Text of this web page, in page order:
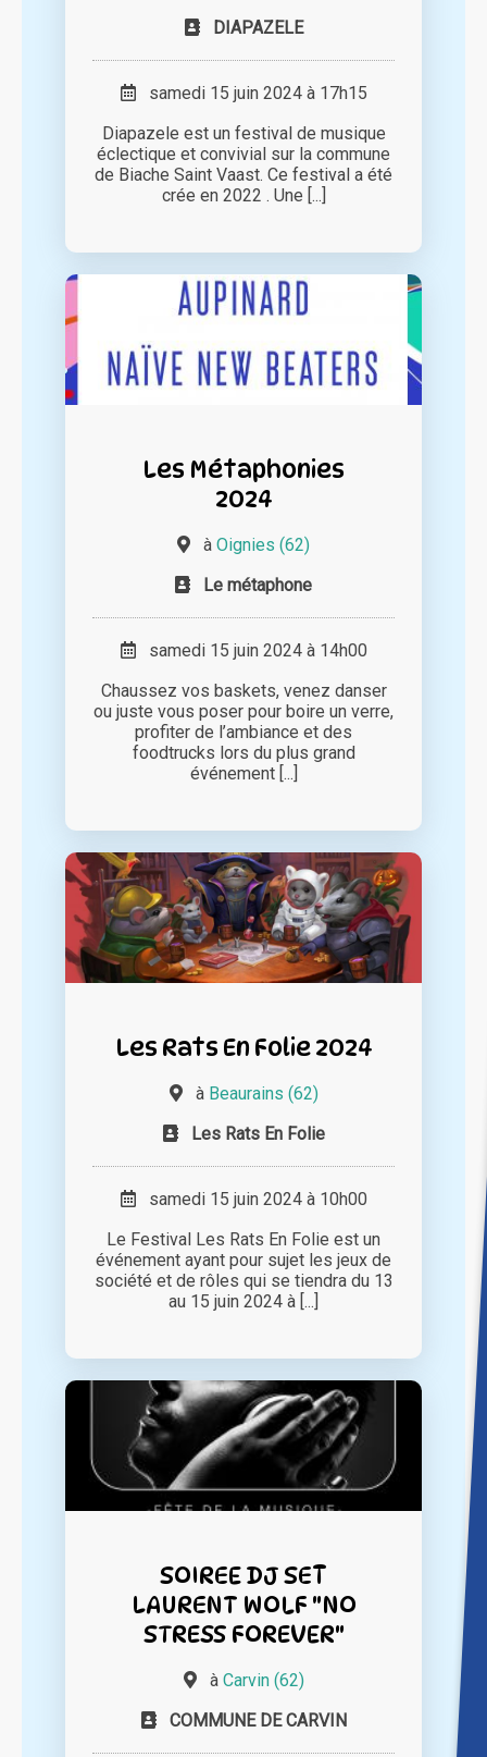
DIAPAZELE
samedi 15 juin 2024 à 17h15
Diapazele est un festival de musique
éclectique et convivial sur la commune
de Biache Saint Vaast. Ce festival a été
crée en 2022 . Une [...]
Les Métaphonies
2024
à Oignies (62)
Le métaphone
samedi 15 juin 2024 à 14h00
Chaussez vos baskets, venez danser
ou juste vous poser pour boire un verre,
profiter de l’ambiance et des
foodtrucks lors du plus grand
événement [...]
Les Rats En Folie 2024
à Beaurains (62)
Les Rats En Folie
samedi 15 juin 2024 à 10h00
Le Festival Les Rats En Folie est un
événement ayant pour sujet les jeux de
société et de rôles qui se tiendra du 13
au 15 juin 2024 à [...]
SOIREE DJ SET
LAURENT WOLF "NO
STRESS FOREVER"
à Carvin (62)
COMMUNE DE CARVIN